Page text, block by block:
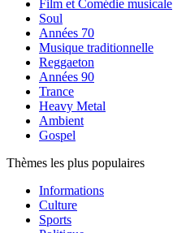
Film et Comédie musicale
Soul
Années 70
Musique traditionnelle
Reggaeton
Années 90
Trance
Heavy Metal
Ambient
Gospel
Thèmes les plus populaires
Informations
Culture
Sports